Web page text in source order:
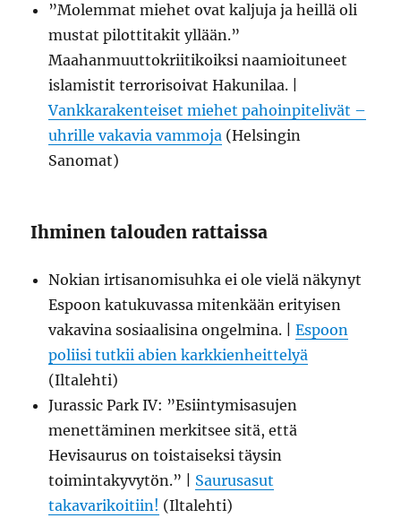
”Molemmat miehet ovat kaljuja ja heillä oli
mustat pilottitakit yllään.”
Maahanmuuttokriitikoiksi naamioituneet
islamistit terrorisoivat Hakunilaa. |
Vankkarakenteiset miehet pahoinpitelivät –
uhrille vakavia vammoja (Helsingin
Sanomat)
Ihminen talouden rattaissa
Nokian irtisanomisuhka ei ole vielä näkynyt
Espoon katukuvassa mitenkään erityisen
vakavina sosiaalisina ongelmina. |Espoon
poliisi tutkii abien karkkienheittelyä
(Iltalehti)
Jurassic Park IV: ”Esiintymisasujen
menettäminen merkitsee sitä, että
Hevisaurus on toistaiseksi täysin
toimintakyvytön.” | Saurusasut
takavarikoitiin! (Iltalehti)